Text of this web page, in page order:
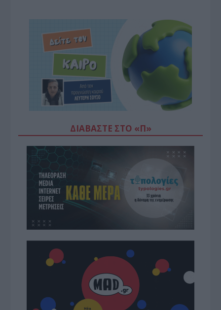
ΔΙΑΒΆΣΤΕ ΣΤΟ «Π»